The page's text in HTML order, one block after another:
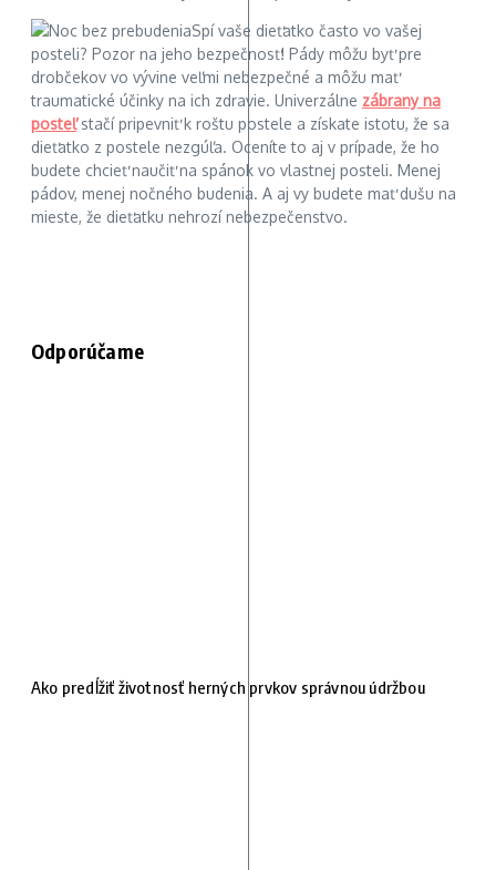
Spí vaše dieťatko často vo vašej
posteli? Pozor na jeho bezpečnosť! Pády môžu byť pre
drobčekov vo vývine veľmi nebezpečné a môžu mať
traumatické účinky na ich zdravie. Univerzálne zábrany na
posteľstačí pripevniť k roštu postele a získate istotu, že sa
dieťatko z postele nezgúľa. Oceníte to aj v prípade, že ho
budete chcieť naučiť na spánok vo vlastnej posteli. Menej
pádov, menej nočného budenia. A aj vy budete mať dušu na
mieste, že dieťatku nehrozí nebezpečenstvo.
Odporúčame
Ako predĺžiť životnosť herných prvkov správnou údržbou